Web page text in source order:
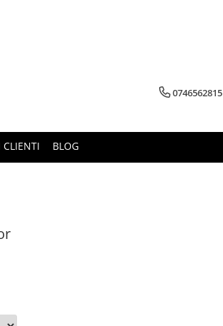
0746562815
CLIENTI BLOG